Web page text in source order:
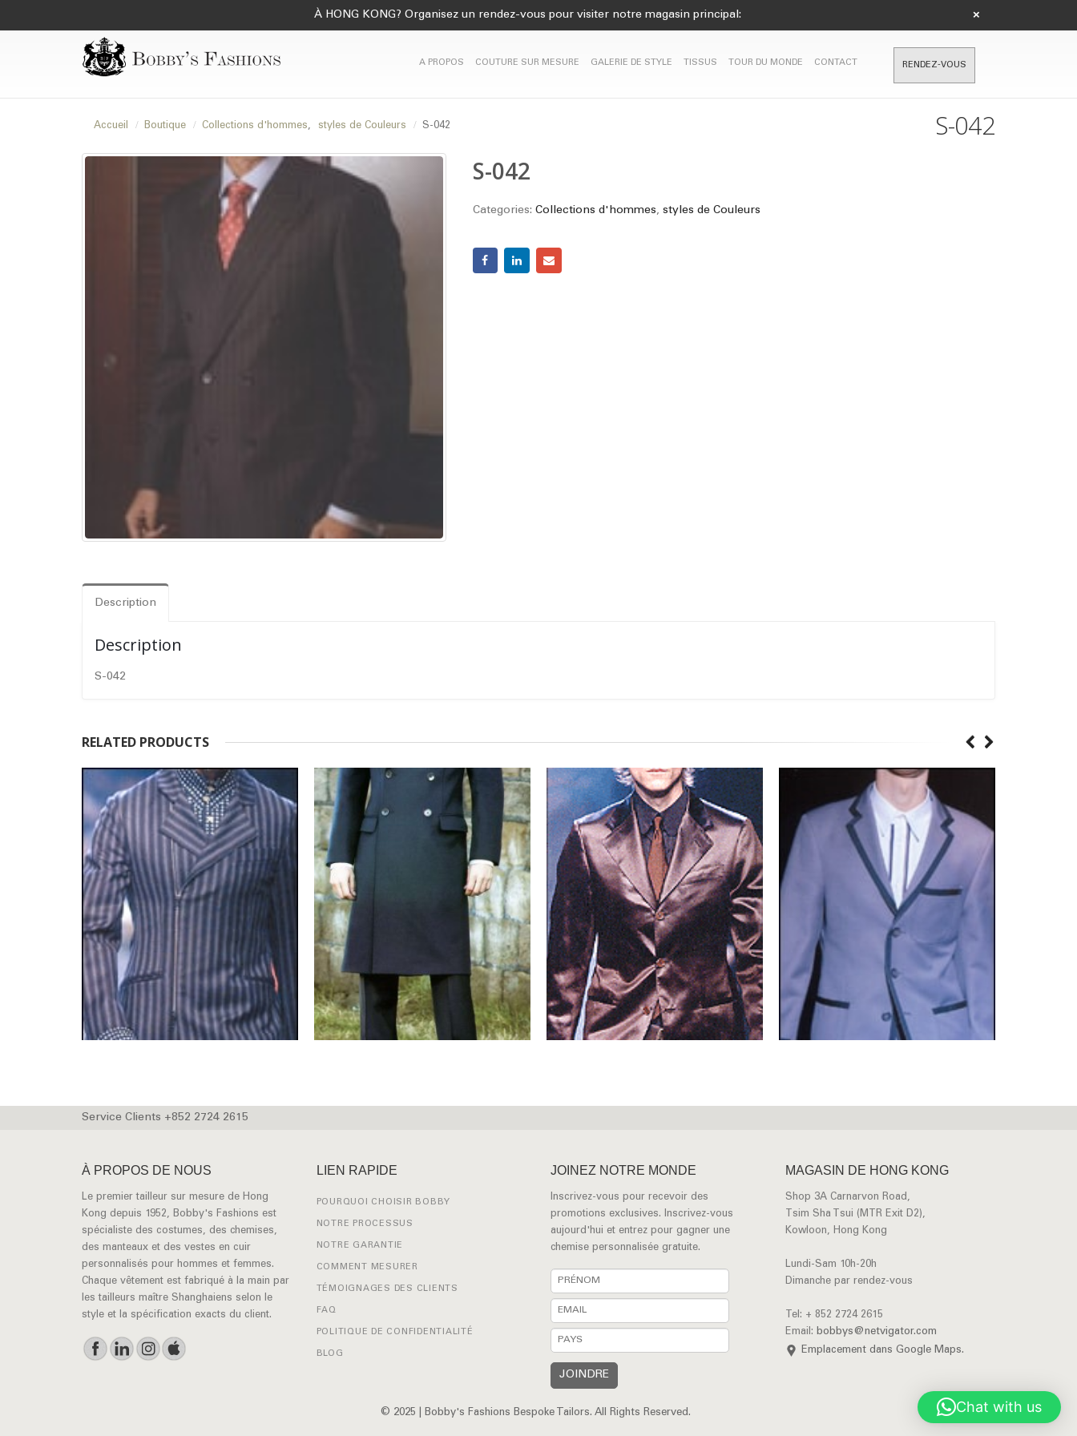
À HONG KONG? Organisez un rendez-vous pour visiter notre magasin principal: ×
A PROPOS COUTURE SUR MESURE GALERIE DE STYLE TISSUS TOUR DU MONDE CONTACT RENDEZ-VOUS
S-042
Accueil Boutique Collections d'hommes, styles de Couleurs S-042
S-042
Categories: Collections d'hommes, styles de Couleurs
Description
Description
S-042
RELATED PRODUCTS
Service Clients +852 2724 2615
À PROPOS DE NOUS
Le premier tailleur sur mesure de Hong
Kong depuis 1952, Bobby's Fashions est
spécialiste des costumes, des chemises,
des manteaux et des vestes en cuir
personnalisés pour hommes et femmes.
Chaque vêtement est fabriqué à la main par
les tailleurs maître Shanghaiens selon le
style et la spécification exacts du client.
LIEN RAPIDE
POURQUOI CHOISIR BOBBY
NOTRE PROCESSUS
NOTRE GARANTIE
COMMENT MESURER
TÉMOIGNAGES DES CLIENTS
FAQ
POLITIQUE DE CONFIDENTIALITÉ
BLOG
JOINEZ NOTRE MONDE
Inscrivez-vous pour recevoir des
promotions exclusives. Inscrivez-vous
aujourd'hui et entrez pour gagner une
chemise personnalisée gratuite.
MAGASIN DE HONG KONG
Shop 3A Carnarvon Road,
Tsim Sha Tsui (MTR Exit D2),
Kowloon, Hong Kong
Lundi-Sam 10h-20h
Dimanche par rendez-vous
Tel: + 852 2724 2615
Email: bobbys@netvigator.com
Emplacement dans Google Maps.
© 2025 | Bobby's Fashions Bespoke Tailors. All Rights Reserved. Chat with us